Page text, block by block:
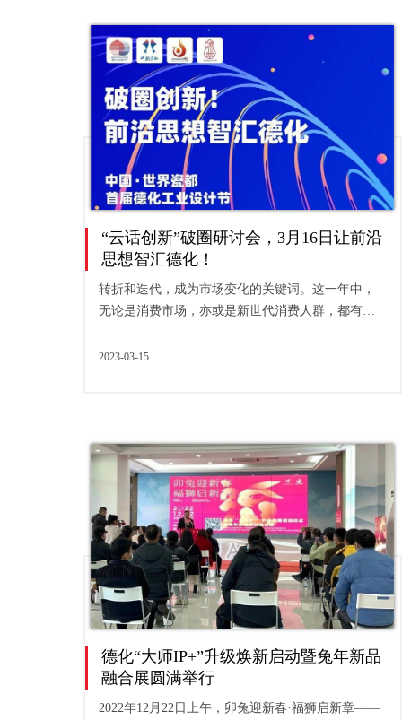
“云话创新”破圈研讨会，3月16日让前沿
思想智汇德化！
转折和迭代，成为市场变化的关键词。这一年中，
无论是消费市场，亦或是新世代消费人群，都有了
层传播的核心；当“...
2023-03-15
德化“大师IP+”升级焕新启动暨兔年新品
融合展圆满举行
2022年12月22日上午，卯兔迎新春·福狮启新章——